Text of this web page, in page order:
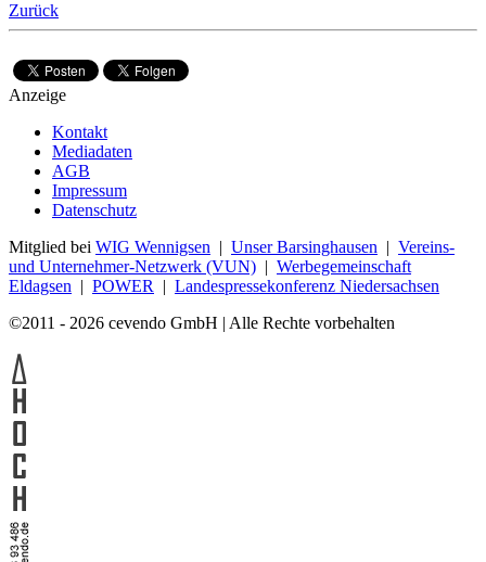
Zurück
Anzeige
Kontakt
Mediadaten
AGB
Impressum
Datenschutz
Mitglied bei WIG Wennigsen | Unser Barsinghausen | Vereins-
und Unternehmer-Netzwerk (VUN) | Werbegemeinschaft
Eldagsen | POWER | Landespressekonferenz Niedersachsen
©2011 - 2026 cevendo GmbH | Alle Rechte vorbehalten